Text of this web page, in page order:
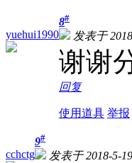
yuehui1990
8#
发表于
谢谢
回复
使用道具 举报
cchctg
9#
发表于 2018-5-